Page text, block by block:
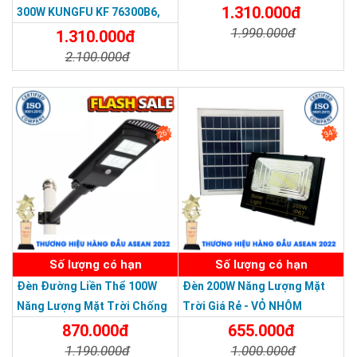
So với pin chì-acid hay pin lithium thường, pin Lithium-Ion
có ưu điểm:
SẢN PHẨM DỊCH VỤ CHẤT LƯỢNG ASEAN 2019
300W KUNGFU KF 76300B6,
IP68, Bảng Giá 2026
1.310.000đ
2.100.000đ
Năng Lượng Mặt Trời 500W,IP
67 Loại Lớn
1.310.000đ
1.990.000đ
26%
Số lượng có hạn
Đèn Đường Liền Thể 100W
Năng Lượng Mặt Trời Chống
Nước Giá Rẻ870.000đ
1.190.000đ
34%
Số lượng có hạn
Đèn 200W Năng Lượng Mặt
Trời Giá Rẻ - VỎ NHÔM
655.000đ
1.000.000đ